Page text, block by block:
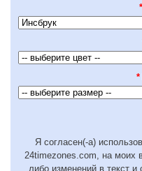
*
*
Я согласен(-а)
24timezones.com, на моих
либо изменений в текст